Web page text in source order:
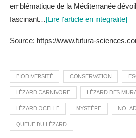
emblématique de la Méditerranée
fascinant…[Lire l'article en intégralité]
Source: https://www.futura-
BIODIVERSITÉ CONSERVATION
LÉZARD CARNIVORE LÉZARD DES
LÉZARD OCELLÉ MYSTÈRE
QUEUE DU LÉZARD